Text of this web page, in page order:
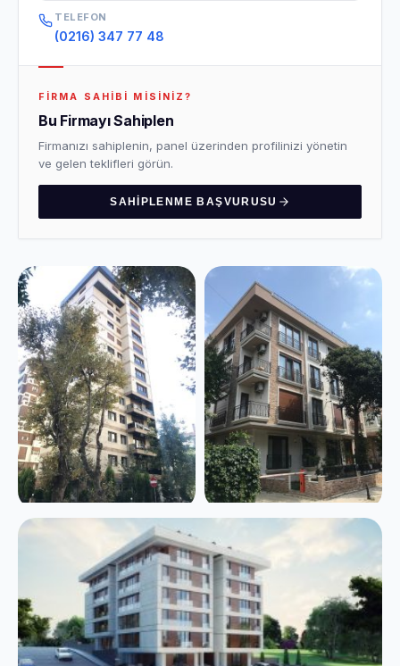
TELEFON
(0216) 347 77 48
FIRMA SAHIBI MISINIZ?
Bu Firmayı Sahiplen
Firmanızı sahiplenin, panel üzerinden profilinizi yönetin
ve gelen teklifleri görün.
SAHIPLENME BAŞVURUSU